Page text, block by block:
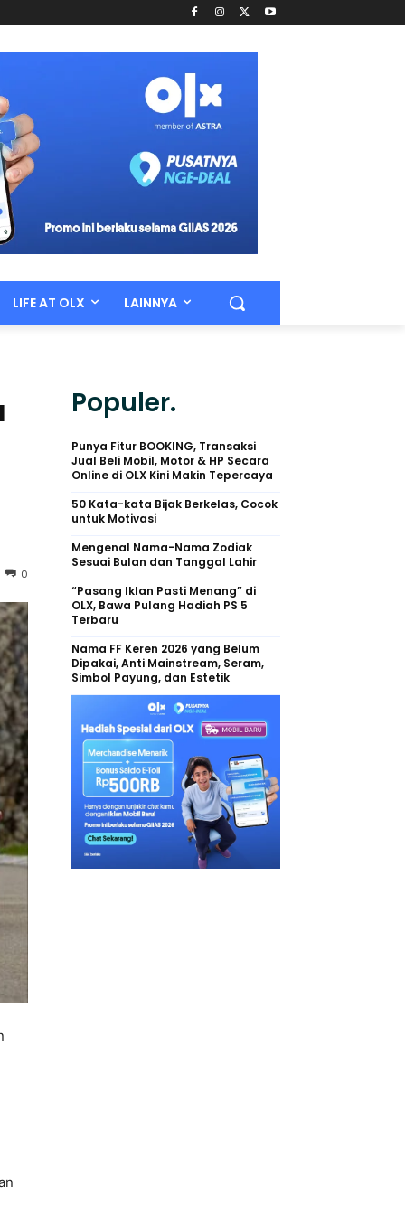
LIFE AT OLX LAINNYA
0
Populer.
Punya Fitur BOOKING, Transaksi
Jual Beli Mobil, Motor & HP Secara
Online di OLX Kini Makin Tepercaya
50 Kata-kata Bijak Berkelas, Cocok
untuk Motivasi
Mengenal Nama-Nama Zodiak
Sesuai Bulan dan Tanggal Lahir
“Pasang Iklan Pasti Menang” di
OLX, Bawa Pulang Hadiah PS 5
Terbaru
Nama FF Keren 2026 yang Belum
Dipakai, Anti Mainstream, Seram,
Simbol Payung, dan Estetik